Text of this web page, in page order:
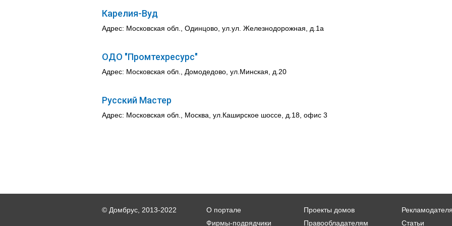
Карелия-Вуд
Адрес: Московская обл., Одинцово, ул.ул. Железнодорожная, д.1а
ОДО "Промтехресурс"
Адрес: Московская обл., Домодедово, ул.Минская, д.20
Русский Мастер
Адрес: Московская обл., Москва, ул.Каширское шоссе, д.18, офис 3
© Домбрус, 2013-2022 О портале Проекты домов
Фирмы-подрядчики
Правообладателям Статьи